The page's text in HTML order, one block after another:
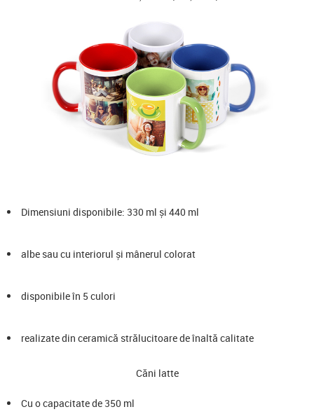
Dimensiuni disponibile: 330 ml și 440 ml
albe sau cu interiorul și mânerul colorat
disponibile în 5 culori
realizate din ceramică strălucitoare de înaltă calitate
Căni latte
Cu o capacitate de 350 ml